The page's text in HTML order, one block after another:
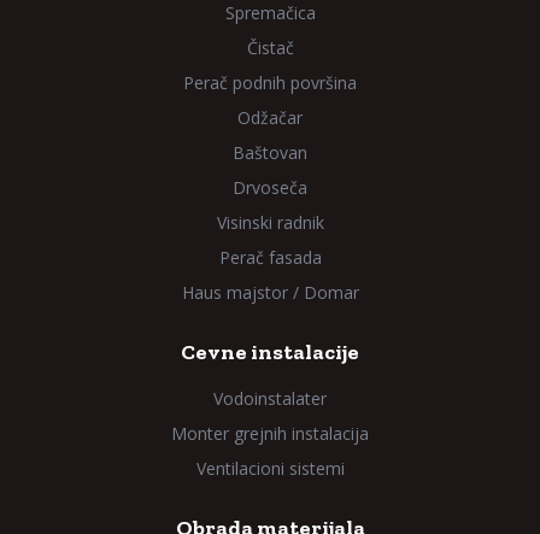
Spremačica
Čistač
Perač podnih površina
Odžačar
Baštovan
Drvoseča
Visinski radnik
Perač fasada
Haus majstor / Domar
Cevne instalacije
Vodoinstalater
Monter grejnih instalacija
Ventilacioni sistemi
Obrada materijala